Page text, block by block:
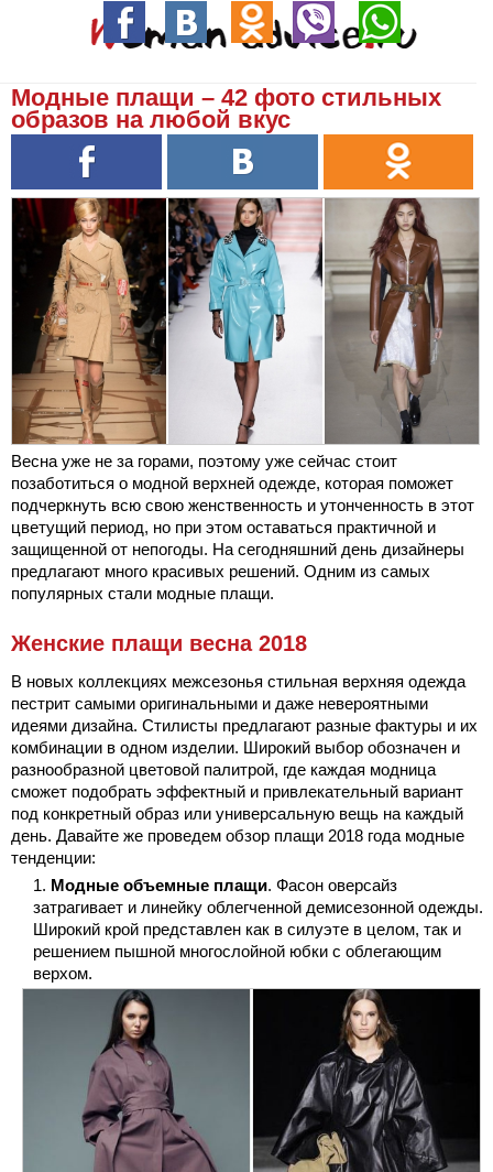
Модные плащи – 42 фото стильных
образов на любой вкус
Весна уже не за горами, поэтому уже сейчас стоит
позаботиться о модной верхней одежде, которая поможет
подчеркнуть всю свою женственность и утонченность в этот
цветущий период, но при этом оставаться практичной и
защищенной от непогоды. На сегодняшний день дизайнеры
предлагают много красивых решений. Одним из самых
популярных стали модные плащи.
Женские плащи весна 2018
В новых коллекциях межсезонья стильная верхняя одежда
пестрит самыми оригинальными и даже невероятными
идеями дизайна. Стилисты предлагают разные фактуры и их
комбинации в одном изделии. Широкий выбор обозначен и
разнообразной цветовой палитрой, где каждая модница
сможет подобрать эффектный и привлекательный вариант
под конкретный образ или универсальную вещь на каждый
день. Давайте же проведем обзор плащи 2018 года модные
тенденции:
Модные объемные плащи. Фасон оверсайз
затрагивает и линейку облегченной демисезонной одежды.
Широкий крой представлен как в силуэте в целом, так и
решением пышной многослойной юбки с облегающим
верхом.